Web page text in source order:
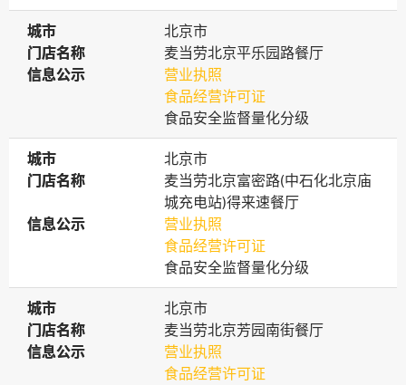
城市
城市
北京市
门店名称
门店名称
麦当劳北京平乐园路餐厅
信息公示
信息公示
营业执照
食品经营许可证
食品安全监督量化分级
城市
城市
北京市
门店名称
门店名称
麦当劳北京富密路(中石化北京庙
城充电站)得来速餐厅
信息公示
信息公示
营业执照
食品经营许可证
食品安全监督量化分级
城市
城市
北京市
门店名称
门店名称
麦当劳北京芳园南街餐厅
信息公示
信息公示
营业执照
食品经营许可证